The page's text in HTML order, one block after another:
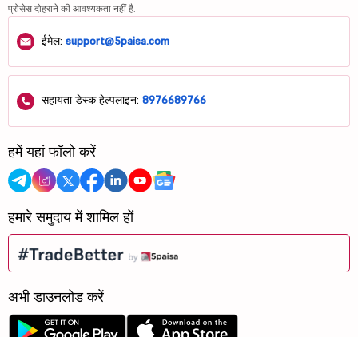
प्रोसेस दोहराने की आवश्यकता नहीं है.
ईमेल: support@5paisa.com
सहायता डेस्क हेल्पलाइन: 8976689766
हमें यहां फॉलो करें
हमारे समुदाय में शामिल हों
अभी डाउनलोड करें